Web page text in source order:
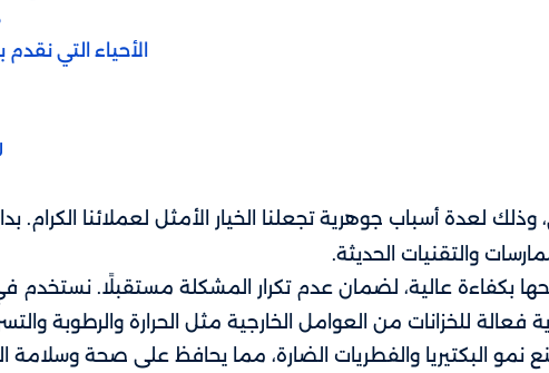
الأحياء التي
، وذلك لعدة أسباب جوهرية تجعلنا الخيار الأمثل لعملائنا الكرام.
والتقنيات الحديثة.
عالية، لضمان عدم تكرار المشكلة مستقبلًا. نستخدم
للخزانات من العوامل الخارجية مثل الحرارة والرطوبة
نمو البكتيريا والفطريات الضارة، مما يحافظ على صحة